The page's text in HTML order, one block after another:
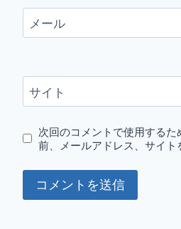
メール
サイト
次回のコメントで使用する
前、メールアドレス、サイト